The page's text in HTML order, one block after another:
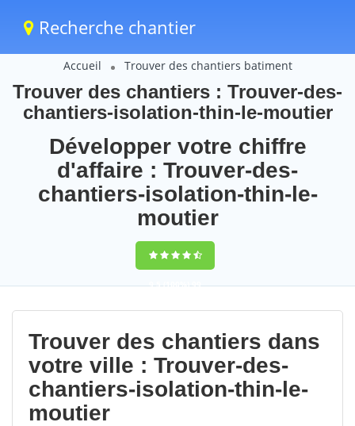
Recherche chantier
Accueil Trouver des chantiers batiment
Trouver des chantiers : Trouver-des-
chantiers-isolation-thin-le-moutier
Développer votre chiffre
d'affaire : Trouver-des-
chantiers-isolation-thin-le-
moutier
9,5(100%)99
votes
Trouver des chantiers dans
votre ville : Trouver-des-
chantiers-isolation-thin-le-
moutier